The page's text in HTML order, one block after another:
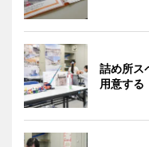
詰め所ス
用意する